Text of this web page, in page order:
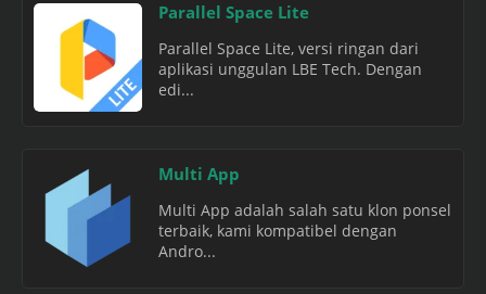
Parallel Space Lite
Parallel Space Lite, versi ringan dari
aplikasi unggulan LBE Tech. Dengan
edi...
Multi App
Multi App adalah salah satu klon ponsel
terbaik, kami kompatibel dengan
Andro...